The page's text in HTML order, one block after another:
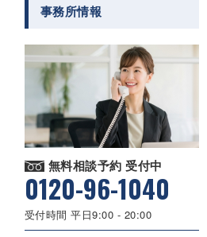
事務所情報
無料相談予約 受付中
0120-96-1040
受付時間 平日9:00 - 20:00